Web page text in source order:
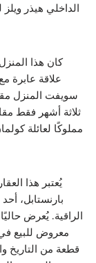
الداخلي هيذر
كان هذا
علاقة عابرة
مملوكًا لعائلة
يُعتبر هذا
بارنستابل،
معروض للبيع
قطعة من